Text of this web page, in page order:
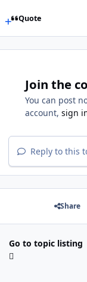
Quote
Join the
You can post
account, sign
Reply to this
Share
Go to topic listing